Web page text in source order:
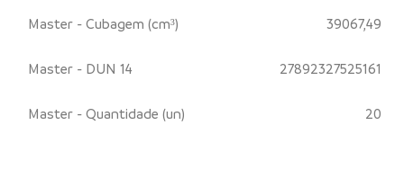
Master - Cubagem (cm³) 39067,49
Master - DUN 14 27892327525161
Master - Quantidade (un) 20